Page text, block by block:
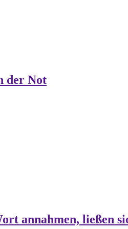
der Not
annahmen, ließen